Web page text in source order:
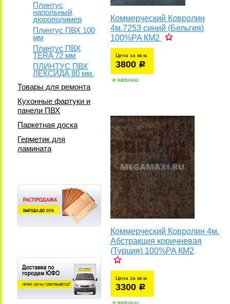
Плинтус
напольный
дюрополимер
Плинтус ПВХ 100
мм
Плинтус ПВХ
TERA 72 мм
ПЛИНТУС ПВХ
ЛЕКСИДА 80 мм.
Товары для ремонта
Кухонные фартуки и
панели ПВХ
Паркетная доска
Герметик для
ламината
Коммерческий Ковролин
4м.7253 синий (Бельгия)
100%PA КМ2
Цена за кв.м.
3800 р
в наличии
Коммерческий Ковролин 4м.
Абстракция коричневая
(Турция) 100%PA КМ2
Цена за кв.м.
3300 р
в наличии